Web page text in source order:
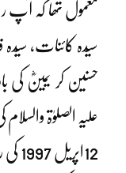
معمول تھا کہ آپ
سیّدہ کائنات، سیّدہ
حسنین کر یمینؓ کی
علیہ الصلوٰۃ